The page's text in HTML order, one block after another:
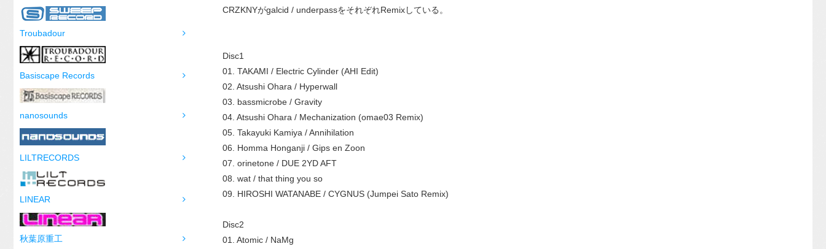
Troubadour
Basiscape Records
nanosounds
LILTRECORDS
LINEAR
秋葉原重工
CRZKNYがgalcid / underpassをそれぞれRemixしている。
Disc1
01. TAKAMI / Electric Cylinder (AHI Edit)
02. Atsushi Ohara / Hyperwall
03. bassmicrobe / Gravity
04. Atsushi Ohara / Mechanization (omae03 Remix)
05. Takayuki Kamiya / Annihilation
06. Homma Honganji / Gips en Zoon
07. orinetone / DUE 2YD AFT
08. wat / that thing you so
09. HIROSHI WATANABE / CYGNUS (Jumpei Sato Remix)
Disc2
01. Atomic / NaMg